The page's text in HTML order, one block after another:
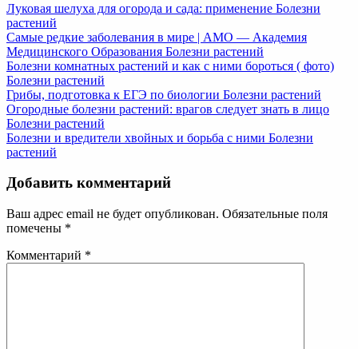
Луковая шелуха для огорода и сада: применение Болезни
растений
Самые редкие заболевания в мире | АМО — Академия
Медицинского Образования Болезни растений
Болезни комнатных растений и как с ними бороться ( фото)
Болезни растений
Грибы, подготовка к ЕГЭ по биологии Болезни растений
Огородные болезни растений: врагов следует знать в лицо
Болезни растений
Болезни и вредители хвойных и борьба с ними Болезни
растений
Добавить комментарий
Ваш адрес email не будет опубликован. Обязательные поля
помечены *
Комментарий *